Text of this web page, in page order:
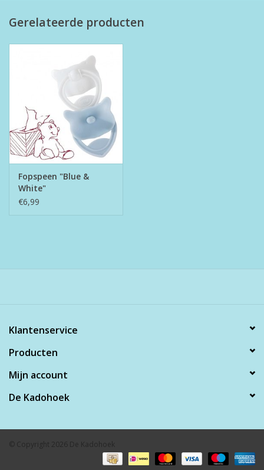
melk flesje
Past op poppenmaat:
42-46cm
Gerelateerde producten
Fopspeen "Blue &
White"
€6,99
Klantenservice
Producten
Mijn account
De Kadohoek
© Copyright 2026 De Kadohoek